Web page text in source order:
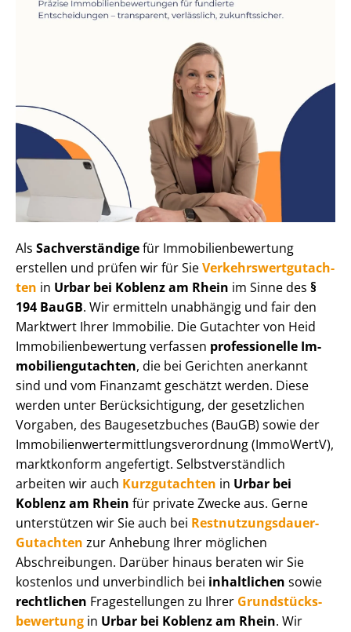
Als Sachverständigefür Im­mo­bi­li­en­be­wer­tung
erstellen und prüfen wir für SieVer­kehrs­wert­gut­ach­
ten in Urbar bei Koblenz am Rhein im Sinne des §
194 BauGB. Wir ermitteln unabhängig und fair den
Marktwert Ihrer Immobilie. Die Gutachter von Heid
Im­mo­bi­li­en­be­wer­tung verfassen professionelle Im­
mo­bi­li­en­gut­ach­ten, die bei Gerichten anerkannt
sind und vom Finanzamt geschätzt werden. Diese
werden unter Be­rück­sich­ti­gung, der gesetzlichen
Vorgaben, des Baugesetzbuches (BauGB) sowie der
Im­mo­bi­li­en­wert­ermitt­lungs­ver­ord­nung (ImmoWertV),
marktkonform angefertigt. Selbst­ver­ständ­lich
arbeiten wir auch Kurzgutachten in Urbar bei
Koblenz am Rhein für private Zwecke aus. Gerne
unterstützen wir Sie auch bei Rest­nut­zungs­dau­er-
Gutachten zur Anhebung Ihrer möglichen
Abschreibungen. Darüber hinaus beraten wir Sie
kostenlos und unverbindlich bei inhaltlichen sowie
rechtlichen Fragestellungen zu Ihrer Grund­stücks­
be­wer­tung in Urbar bei Koblenz am Rhein. Wir